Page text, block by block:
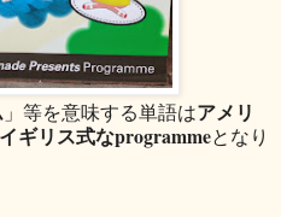
」等を意味する単語はアメリ
イギリス式なprogrammeとなり